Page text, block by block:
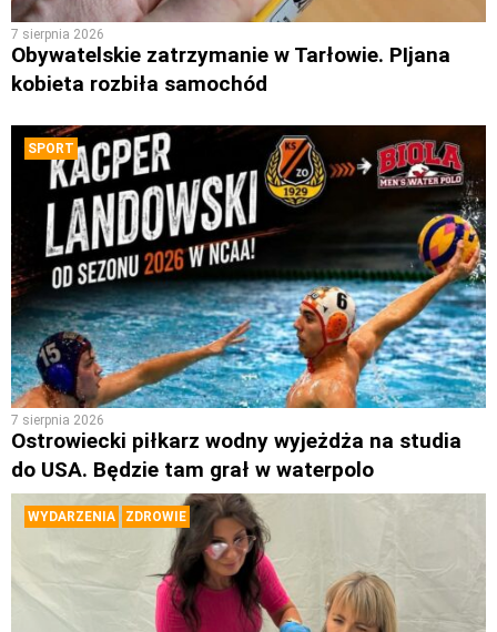
7 sierpnia 2026
Obywatelskie zatrzymanie w Tarłowie. PIjana
kobieta rozbiła samochód
SPORT
7 sierpnia 2026
Ostrowiecki piłkarz wodny wyjeżdża na studia
do USA. Będzie tam grał w waterpolo
WYDARZENIA ZDROWIE